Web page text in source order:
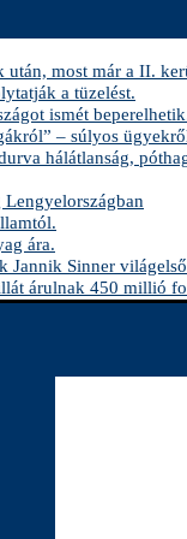
most már a II.
a tüzelést.
ismét
– súlyos
hálátlanság,
ára.
Jannik Sinner
árulnak 450 millió